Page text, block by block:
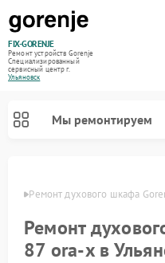
FIX-GORENJE
Ремонт устройств Gorenje
Специализированный
cервисный центр г.
Ульяновск
Мы ремонтируем
Ремонт духового шкафа
Ремонт
87 ora-x в